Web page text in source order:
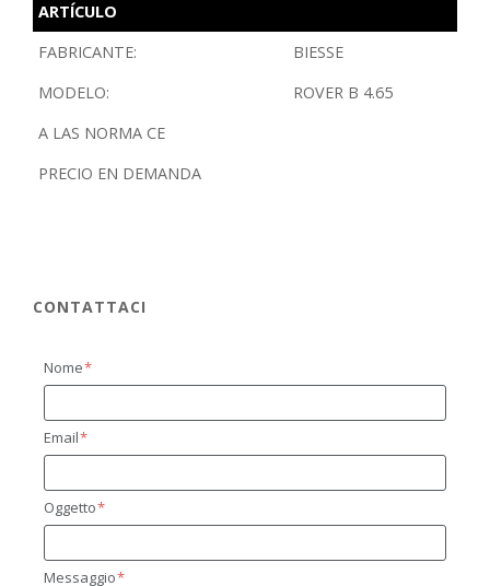
ARTÍCULO
FABRICANTE:
BIESSE
MODELO:
ROVER B 4.65
A LAS NORMA CE
PRECIO EN DEMANDA
CONTATTACI
Nome
Email
Oggetto
Messaggio